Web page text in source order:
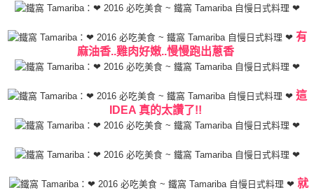
有
麻油香..雞肉好嫩..慢慢跑出蔥香
這
IDEA 真的太讚了!!
就